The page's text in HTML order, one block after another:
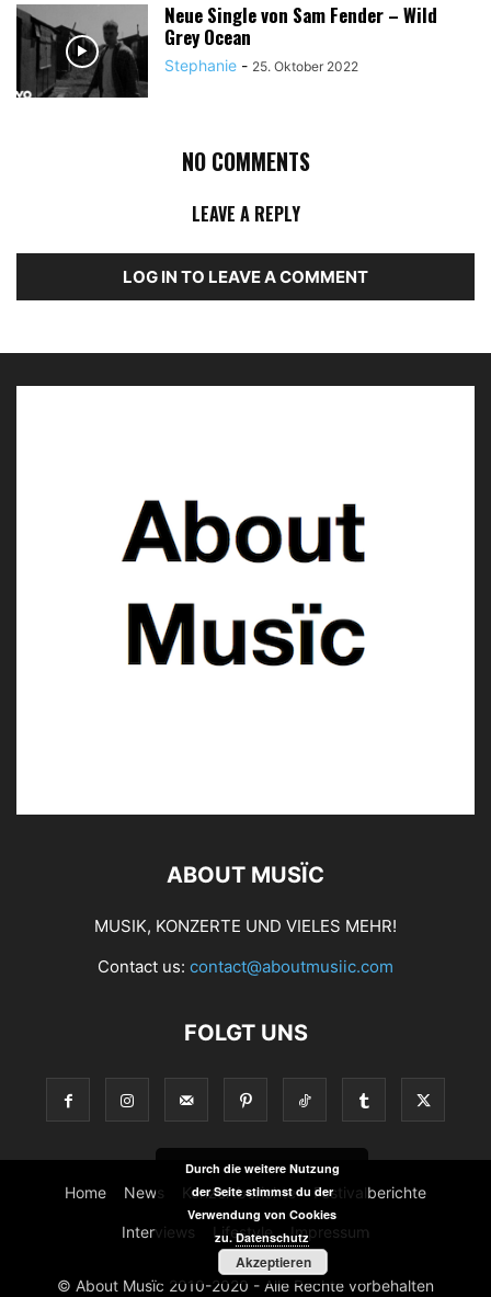
Neue Single von Sam Fender – Wild
Grey Ocean
Stephanie - 25. Oktober 2022
NO COMMENTS
LEAVE A REPLY
LOG IN TO LEAVE A COMMENT
ABOUT MUSÏC
MUSIK, KONZERTE UND VIELES MEHR!
Contact us: contact@aboutmusiic.com
FOLGT UNS
Home News Konzertberichte Festivalberichte
Interviews Lifestyle Impressum
© About Musïc 2010-2020 - Alle Rechte vorbehalten
Durch die weitere Nutzung
der Seite stimmst du der
Verwendung von Cookies
zu.Datenschutz
Akzeptieren